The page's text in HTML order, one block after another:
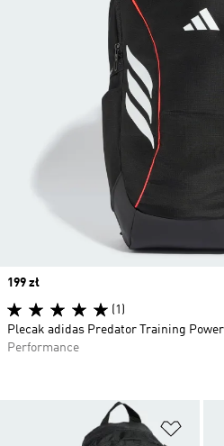
Price
199 zł
(1)
Plecak adidas Predator Training Power
Performance